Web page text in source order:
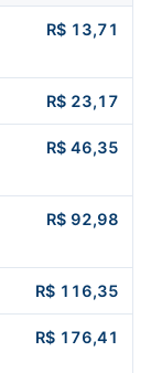
R$ 13,71
R$ 23,17
R$ 46,35
R$ 92,98
R$ 116,35
R$ 176,41